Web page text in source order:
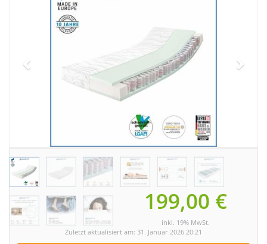
199,00 €
inkl. 19% MwSt.
Zuletzt aktualisiert am: 31. Januar 2026 20:21